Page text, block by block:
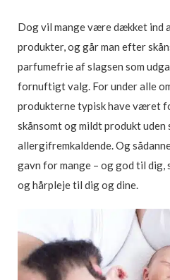
Dog vil mange være dækket ind
produkter, og går man efter
parfumefrie af slagsen som
fornuftigt valg. For under alle
produkterne typisk have været
skånsomt og mildt produkt
allergifremkaldende. Og
gavn for mange – og god til dig,
og hårpleje til dig og dine.